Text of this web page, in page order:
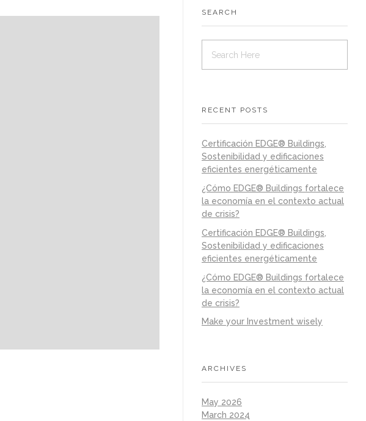
SEARCH
RECENT POSTS
Certificación EDGE® Buildings,
Sostenibilidad y edificaciones
eficientes energéticamente
¿Cómo EDGE® Buildings fortalece
la economía en el contexto actual
de crisis?
Certificación EDGE® Buildings,
Sostenibilidad y edificaciones
eficientes energéticamente
¿Cómo EDGE® Buildings fortalece
la economía en el contexto actual
de crisis?
Make your Investment wisely
ARCHIVES
May 2026
March 2024